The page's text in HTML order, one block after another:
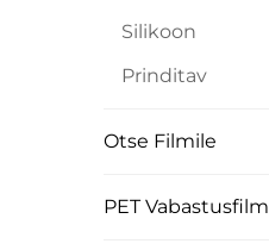
Silikoon
Prinditav
Otse Filmile
PET Vabastusfilm